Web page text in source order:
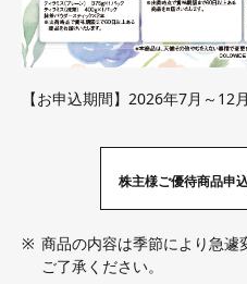
【お申込期間】2026年7月～12
株主様ご優待商品申
商品の内容は季節により急遽
ご了承ください。